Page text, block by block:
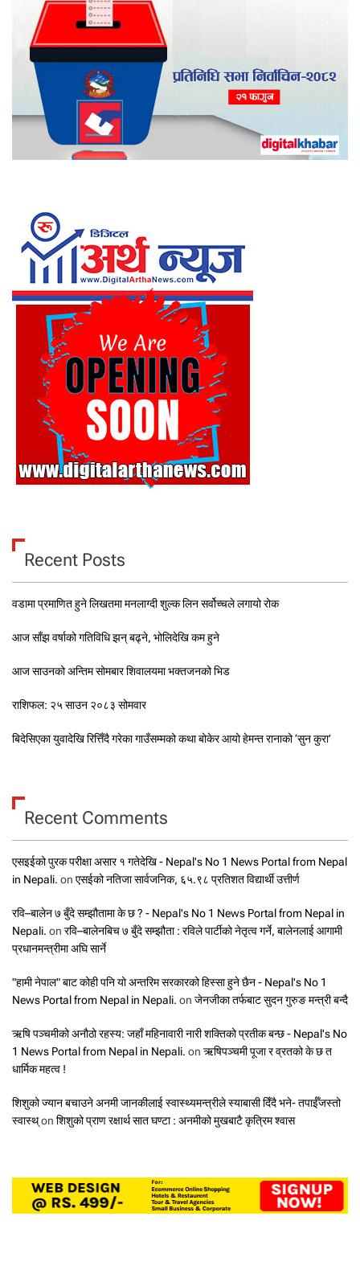
Recent Posts
वडामा प्रमाणित हुने लिखतमा मनलाग्दी शुल्क लिन सर्वोच्चले लगायो रोक
आज साँझ वर्षाको गतिविधि झन् बढ्ने, भोलिदेखि कम हुने
आज साउनको अन्तिम सोमबार शिवालयमा भक्तजनको भिड
राशिफल: २५ साउन २०८३ सोमवार
बिदेसिएका युवादेखि रित्तिँदै गरेका गाउँसम्मको कथा बोकेर आयो हेमन्त रानाको ‘सुन कुरा’
Recent Comments
एसइईको पुरक परीक्षा असार १ गतेदेखि - Nepal's No 1 News Portal from Nepal
in Nepali. on एसईको नतिजा सार्वजनिक, ६५.९८ प्रतिशत विद्यार्थी उत्तीर्ण
रवि–बालेन ७ बुँदे सम्झौतामा के छ ? - Nepal's No 1 News Portal from Nepal in
Nepali. on रवि–बालेनबिच ७ बुँदे सम्झौता : रविले पार्टीको नेतृत्व गर्ने, बालेनलाई आगामी
प्रधानमन्त्रीमा अघि सार्ने
"हामी नेपाल" बाट कोही पनि यो अन्तरिम सरकारको हिस्सा हुने छैन - Nepal's No 1
News Portal from Nepal in Nepali. on जेनजीका तर्फबाट सुदन गुरुङ मन्त्री बन्दै
ऋषि पञ्चमीको अनौठो रहस्य: जहाँ महिनावारी नारी शक्तिको प्रतीक बन्छ - Nepal's No
1 News Portal from Nepal in Nepali. on ऋषिपञ्चमी पूजा र व्रतको के छ त
धार्मिक महत्व !
शिशुको ज्यान बचाउने अनमी जानकीलाई स्वास्थ्यमन्त्रीले स्याबासी दिँदै भने- तपाईँजस्तो
स्वास्थ्on शिशुको प्राण रक्षार्थ सात घण्टा : अनमीको मुखबाटै कृत्रिम श्वास